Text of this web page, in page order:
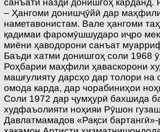
санъати назди донишгоҳ
– Ҳангоми донишҷӯйӣ дар
наметавонистам. Вале ҳангоми
қадимаи фаромӯшшударо иҷро
миёни ҳаводорони санъат
Баъди хатми донишгоҳ соли 1968
Роҳбарии маҳфили ҳаваскорони
машғулияту дарсҳо дар толори
омода карда, дар чорабиниҳои
Соли 1972 дар ҷумҳурӣ бахшида
худфаъолияти ноҳияи Рӯшон
Давлатмамадов «Рақси